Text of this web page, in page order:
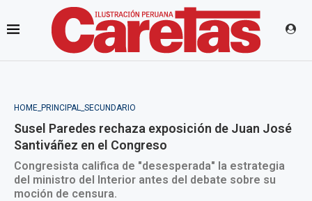
HOME_PRINCIPAL_SECUNDARIO
Susel Paredes rechaza exposición de Juan José
Santiváñez en el Congreso
Congresista califica de "desesperada" la estrategia
del ministro del Interior antes del debate sobre su
moción de censura.